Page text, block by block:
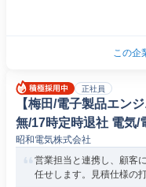
この企
正社員
【梅田/電子製品エン
無/17時定時退社 電気/
昭和電気株式会社
営業担当と連携し、顧客
任せします。見積仕様の